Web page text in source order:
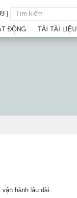
]
ĐỘNG TẢI TÀI LIỆU
hành lâu dài.